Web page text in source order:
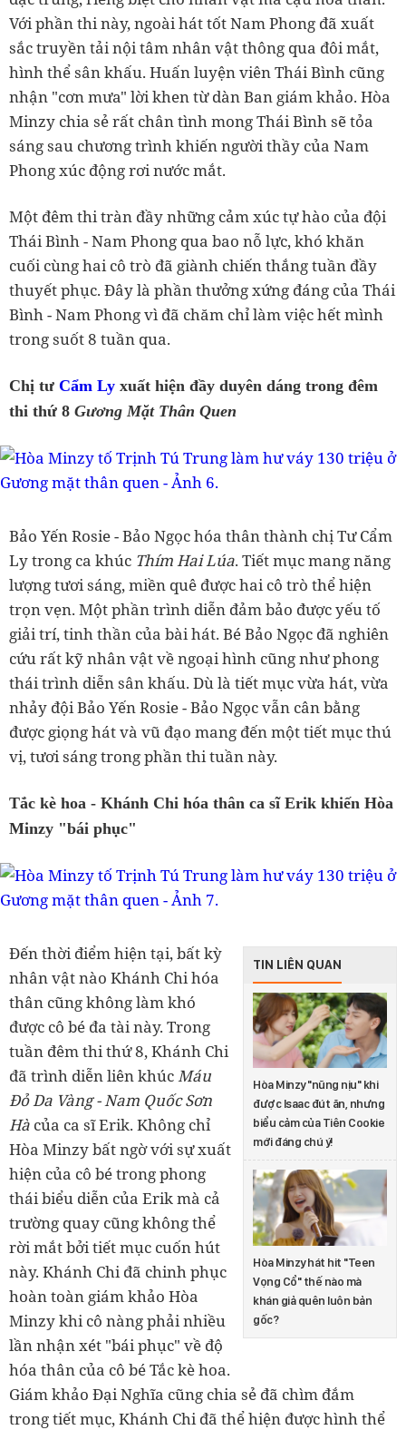
Với phần thi này, ngoài hát tốt Nam Phong đã xuất
sắc truyền tải nội tâm nhân vật thông qua đôi mắt,
hình thể sân khấu. Huấn luyện viên Thái Bình cũng
nhận "cơn mưa" lời khen từ dàn Ban giám khảo. Hòa
Minzy chia sẻ rất chân tình mong Thái Bình sẽ tỏa
sáng sau chương trình khiến người thầy của Nam
Phong xúc động rơi nước mắt.
Một đêm thi tràn đầy những cảm xúc tự hào của đội
Thái Bình - Nam Phong qua bao nỗ lực, khó khăn
cuối cùng hai cô trò đã giành chiến thắng tuần đầy
thuyết phục. Đây là phần thưởng xứng đáng của Thái
Bình - Nam Phong vì đã chăm chỉ làm việc hết mình
trong suốt 8 tuần qua.
Chị tư Cẩm Ly xuất hiện đầy duyên dáng trong đêm
thi thứ 8 Gương Mặt Thân Quen
Bảo Yến Rosie - Bảo Ngọc hóa thân thành chị Tư Cẩm
Ly trong ca khúc Thím Hai Lúa. Tiết mục mang năng
lượng tươi sáng, miền quê được hai cô trò thể hiện
trọn vẹn. Một phần trình diễn đảm bảo được yếu tố
giải trí, tinh thần của bài hát. Bé Bảo Ngọc đã nghiên
cứu rất kỹ nhân vật về ngoại hình cũng như phong
thái trình diễn sân khấu. Dù là tiết mục vừa hát, vừa
nhảy đội Bảo Yến Rosie - Bảo Ngọc vẫn cân bằng
được giọng hát và vũ đạo mang đến một tiết mục thú
vị, tươi sáng trong phần thi tuần này.
Tắc kè hoa - Khánh Chi hóa thân ca sĩ Erik khiến Hòa
Minzy "bái phục"
TIN LIÊN QUAN
Hòa Minzy "nũng nịu" khi
được Isaac đút ăn, nhưng
biểu cảm của Tiên Cookie
mới đáng chú ý!
Hòa Minzy hát hit "Teen
Vọng Cổ" thế nào mà
khán giả quên luôn bản
gốc?
Đến thời điểm hiện tại, bất kỳ
nhân vật nào Khánh Chi hóa
thân cũng không làm khó
được cô bé đa tài này. Trong
tuần đêm thi thứ 8, Khánh Chi
đã trình diễn liên khúcMáu
Đỏ Da Vàng - Nam Quốc Sơn
Hà của ca sĩ Erik. Không chỉ
Hòa Minzy bất ngờ với sự xuất
hiện của cô bé trong phong
thái biểu diễn của Erik mà cả
trường quay cũng không thể
rời mắt bởi tiết mục cuốn hút
này. Khánh Chi đã chinh phục
hoàn toàn giám khảo Hòa
Minzy khi cô nàng phải nhiều
lần nhận xét "bái phục" về độ
hóa thân của cô bé Tắc kè hoa.
Giám khảo Đại Nghĩa cũng chia sẻ đã chìm đắm
trong tiết mục, Khánh Chi đã thể hiện được hình thể